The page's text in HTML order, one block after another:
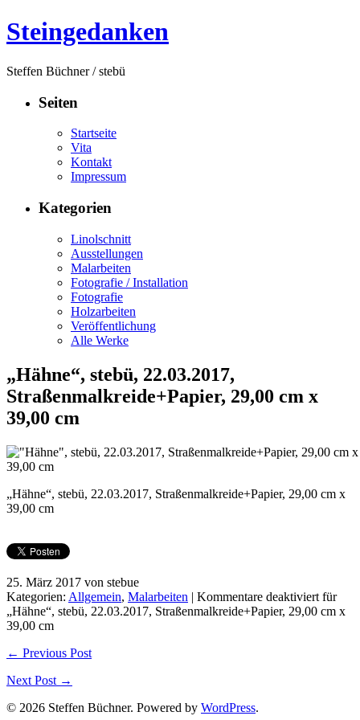
Steingedanken
Steffen Büchner / stebü
Seiten
Startseite
Vita
Kontakt
Impressum
Kategorien
Linolschnitt
Ausstellungen
Malarbeiten
Fotografie / Installation
Fotografie
Holzarbeiten
Veröffentlichung
Alle Werke
„Hähne“, stebü, 22.03.2017,
Straßenmalkreide+Papier, 29,00 cm x
39,00 cm
„Hähne“, stebü, 22.03.2017, Straßenmalkreide+Papier, 29,00 cm x
39,00 cm
25. März 2017 von stebue
Kategorien: Allgemein, Malarbeiten | Kommentare deaktiviert für
„Hähne“, stebü, 22.03.2017, Straßenmalkreide+Papier, 29,00 cm x
39,00 cm
← Previous Post
Next Post →
© 2026 Steffen Büchner. Powered by WordPress.